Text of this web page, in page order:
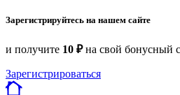
Зарегистрируйтесь на нашем сайте
и получите 10 ₽на свой бонусный
Зарегистрироваться